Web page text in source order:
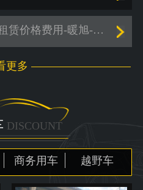
昆明会议接待用车汽车租赁价格费用-暖旭-「包车出行」
更多
DISCOUNT
商务用车 越野车